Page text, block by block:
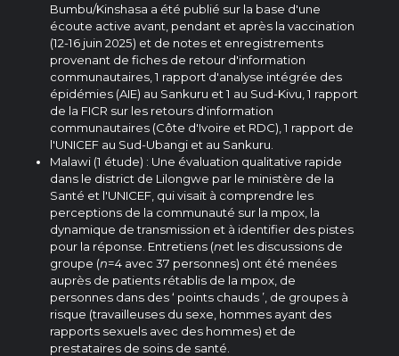
Bumbu/Kinshasa a été publié sur la base d'une
écoute active avant, pendant et après la vaccination
(12-16 juin 2025) et de notes et enregistrements
provenant de fiches de retour d'information
communautaires, 1 rapport d'analyse intégrée des
épidémies (AIE) au Sankuru et 1 au Sud-Kivu, 1 rapport
de la FICR sur les retours d'information
communautaires (Côte d'Ivoire et RDC), 1 rapport de
l'UNICEF au Sud-Ubangi et au Sankuru.
Malawi (1 étude) : Une évaluation qualitative rapide
dans le district de Lilongwe par le ministère de la
Santé et l'UNICEF, qui visait à comprendre les
perceptions de la communauté sur la mpox, la
dynamique de transmission et à identifier des pistes
pour la réponse. Entretiens (net les discussions de
groupe (n=4 avec 37 personnes) ont été menées
auprès de patients rétablis de la mpox, de
personnes dans des ‘ points chauds ’, de groupes à
risque (travailleuses du sexe, hommes ayant des
rapports sexuels avec des hommes) et de
prestataires de soins de santé.